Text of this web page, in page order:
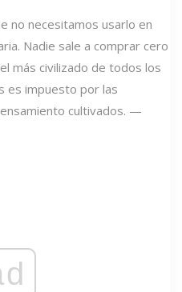
no necesitamos usarlo en
Nadie sale a comprar cero
más civilizado de todos los
es impuesto por las
cultivados. —